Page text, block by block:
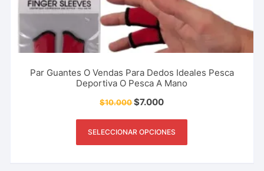
Par Guantes O Vendas Para Dedos Ideales Pesca
Deportiva O Pesca A Mano
$10.000$7.000
SELECCIONAR OPCIONES